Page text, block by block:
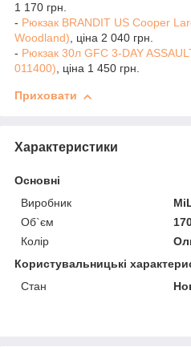
1 170 грн.
- Рюкзак BRANDIT US Cooper
Woodland), ціна 2 040 грн.
- Рюкзак 30л GFC 3-DAY
011400), ціна 1 450 грн.
Приховати
Характеристики
Основні
Виробник
Об`єм
Колір
Користувальницькі
Стан